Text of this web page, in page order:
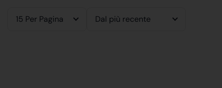
15 Per Pagina Dal più recente